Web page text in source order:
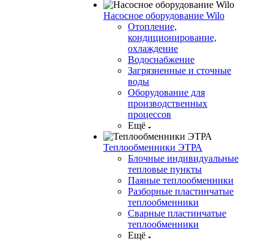
Насосное оборудование Wilo
Отопление,
кондиционирование,
охлаждение
Водоснабжение
Загрязненные и сточные
воды
Оборудование для
производственных
процессов
Ещё
Теплообменники ЭТРА
Блочные индивидуальные
тепловые пункты
Паяные теплообменники
Разборные пластинчатые
теплообменники
Сварные пластинчатые
теплообменники
Ещё